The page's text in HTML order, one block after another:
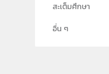
สะเต็มศึกษา
อื่น ๆ